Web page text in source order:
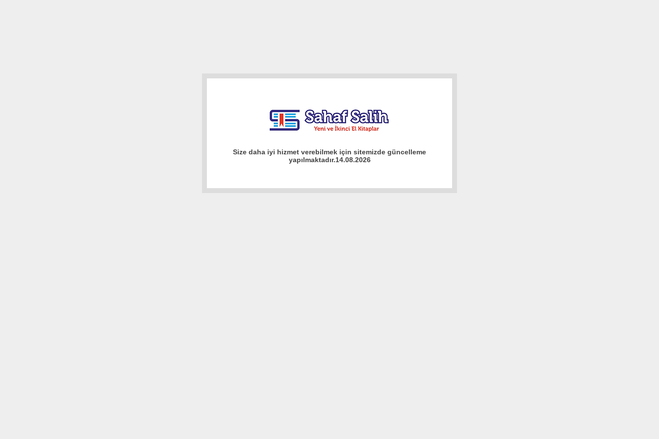
Size daha iyi hizmet verebilmek için sitemizde güncelleme
yapılmaktadır.14.08.2026